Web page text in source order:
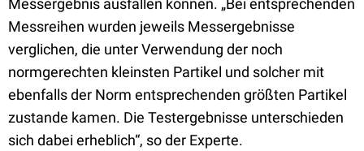
Messergebnis ausfallen können. „Bei entsprechenden
Messreihen wurden jeweils Messergebnisse
verglichen, die unter Verwendung der noch
normgerechten kleinsten Partikel und solcher mit
ebenfalls der Norm entsprechenden größten Partikel
zustande kamen. Die Testergebnisse unterschieden
sich dabei erheblich“, so der Experte.